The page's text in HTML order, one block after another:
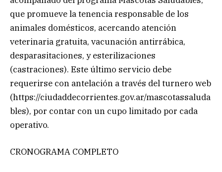
que promueve la tenencia responsable de los
animales domésticos, acercando atención
veterinaria gratuita, vacunación antirrábica,
desparasitaciones, y esterilizaciones
(castraciones). Este último servicio debe
requerirse con antelación a través del turnero web
(https://ciudaddecorrientes.gov.ar/mascotassaluda
bles), por contar con un cupo limitado por cada
operativo.
CRONOGRAMA COMPLETO